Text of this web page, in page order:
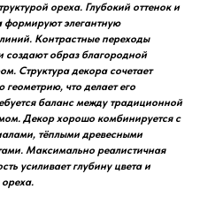
ореха. Глубокий оттенок и
формируют элегантную
Контрастные переходы
образ благородной
Структура декора сочетает
что делает его
баланс между традиционной
Декор хорошо комбинируется с
тёплыми древесными
Максимально реалистичная
усиливает глубину цвета и